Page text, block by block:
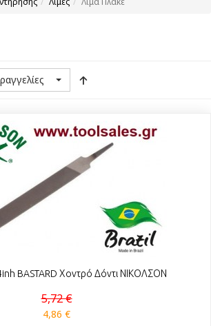
BASTARD Χοντρό Δόντι ΝΙΚΟΛΣΟΝ
5,72 €
4,86 €